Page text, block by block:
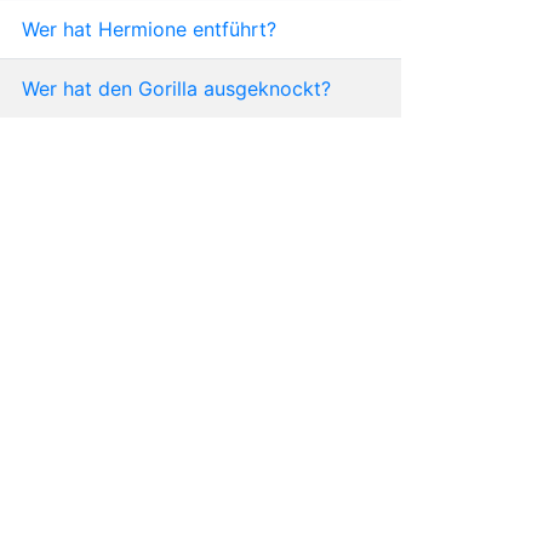
Wer hat Hermione entführt?
Wer hat den Gorilla ausgeknockt?